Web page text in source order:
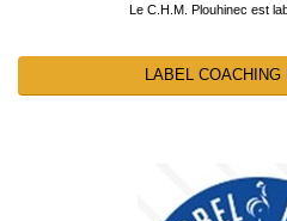
Le C.H.M. Plouhinec est
LABEL COACHING